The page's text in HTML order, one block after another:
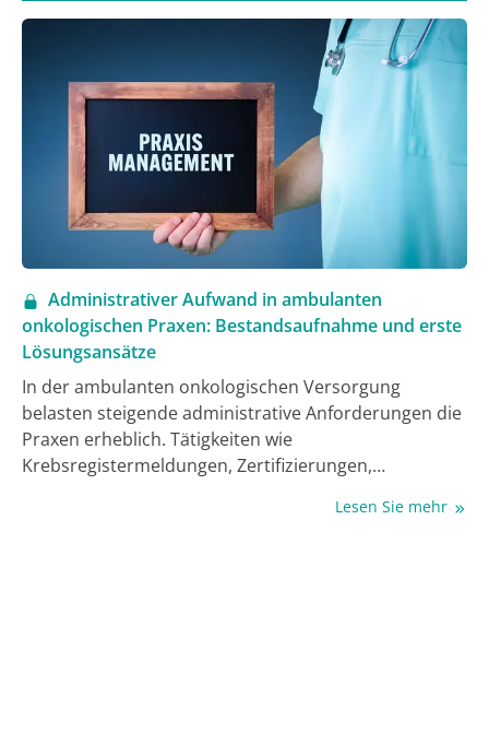
Administrativer Aufwand in ambulanten
onkologischen Praxen: Bestandsaufnahme und erste
Lösungsansätze
In der ambulanten onkologischen Versorgung
belasten steigende administrative Anforderungen die
Praxen erheblich. Tätigkeiten wie
Krebsregistermeldungen, Zertifizierungen,
nehmen stetig zu. Eine Befragung von 10 Praxen
Lesen Sie mehr